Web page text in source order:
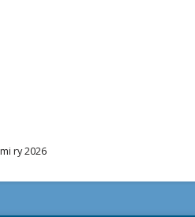
ry 2026